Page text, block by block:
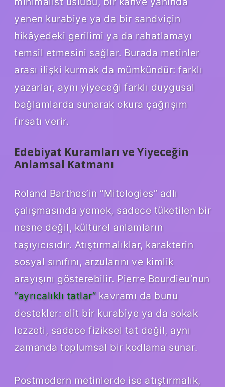
yenen kurabiye ya da bir sandviçin
hikâyedeki gerilimi ya da rahatlamayı
temsil etmesini sağlar. Burada metinler
arası ilişki kurmak da mümkündür: farklı
yazarlar, aynı yiyeceği farklı duygusal
bağlamlarda sunarak okura çağrışım
fırsatı verir.
Edebiyat Kuramları ve Yiyeceğin
Anlamsal Katmanı
Roland Barthes’in “Mitologies” adlı
çalışmasında yemek, sadece tüketilen bir
nesne değil, kültürel anlamların
taşıyıcısıdır. Atıştırmalıklar, karakterin
sosyal sınıfını, arzularını ve kimlik
arayışını gösterebilir. Pierre Bourdieu’nun
“ayrıcalıklı tatlar”kavramı da bunu
destekler: elit bir kurabiye ya da sokak
lezzeti, sadece fiziksel tat değil, aynı
zamanda toplumsal bir kodlama sunar.
Postmodern metinlerde ise atıştırmalık,